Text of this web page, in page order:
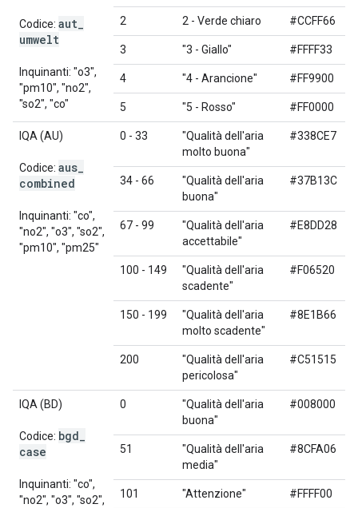
Codice: aut
umwelt
Inquinanti: "o3",
"pm10", "no2",
"so2", "co"
2 2 - Verde chiaro #CCFF66
3 "3 - Giallo" #FFFF33
4 "4 - Arancione" #FF9900
5 "5 - Rosso" #FF0000
IQA (AU)
Codice: aus
combined
Inquinanti: "co",
"no2", "o3", "so2",
"pm10", "pm25"
0 - 33
"Qualità dell'aria
molto buona"
#338CE7
34 - 66
"Qualità dell'aria
buona"
#37B13C
67 - 99
"Qualità dell'aria
accettabile"
#E8DD28
100 - 149
"Qualità dell'aria
scadente"
#F06520
150 - 199
"Qualità dell'aria
molto scadente"
#8E1B66
200
"Qualità dell'aria
pericolosa"
#C51515
IQA (BD)
Codice: bgd
case
Inquinanti: "co",
"no2", "o3", "so2",
0
"Qualità dell'aria
buona"
#008000
51
"Qualità dell'aria
media"
#8CFA06
101 "Attenzione" #FFFF00